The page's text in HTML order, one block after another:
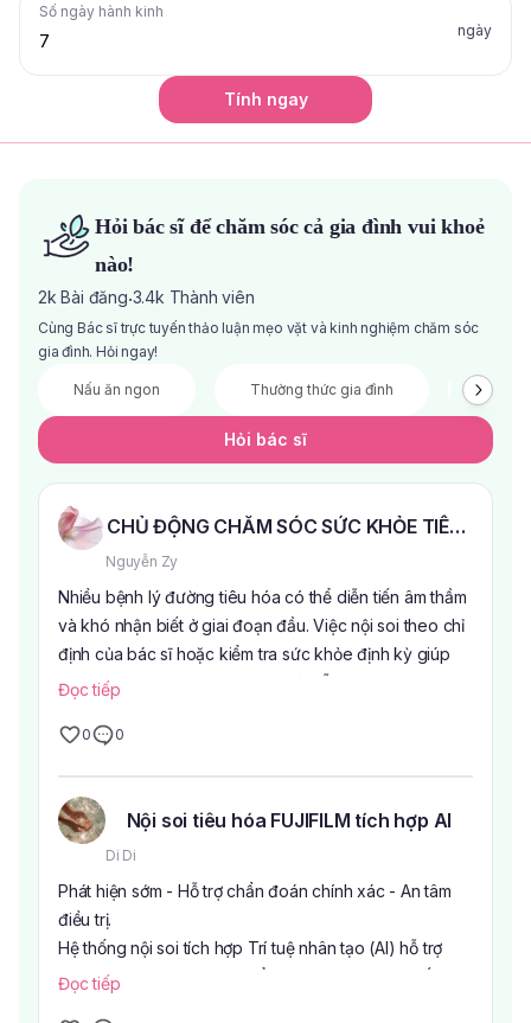
Số ngày hành kinh
ngày
Tính ngay
Hỏi bác sĩ để chăm sóc cả gia đình vui khoẻ
nào!
2k Bài đăng·3.4k Thành viên
Cùng Bác sĩ trực tuyến thảo luận mẹo vặt và kinh nghiệm chăm sóc
gia đình. Hỏi ngay!
Nấu ăn ngon Thường thức gia đình Đầu
Hỏi bác sĩ
CHỦ ĐỘNG CHĂM SÓC SỨC KHỎE TIÊU HÓA
Nguyễn Zy
Nhiều bệnh lý đường tiêu hóa có thể diễn tiến âm thầm
và khó nhận biết ở giai đoạn đầu. Việc nội soi theo chỉ
định của bác sĩ hoặc kiểm tra sức khỏe định kỳ giúp
theo dõi tình trạng hệ tiêu hóa và hỗ trợ phát hiện sớm
Tại Bệnh viện Âu Cơ, dịch vụ Nội soi tiêu hóa không
Hệ thống nội soi Fujifilm (Nhật Bản)
Tích hợp Trí tuệ nhân tạo (AI) hỗ trợ bác sĩ trong quá
trình quan sát hình ảnh nội soi
Hình ảnh sắc nét, hỗ trợ đánh giá chính xác hơn
Quy trình nhẹ nhàng, đảm bảo an toàn theo quy trình
chuyên môn
Đội ngũ bác sĩ giàu kinh nghiệm
Nội soi tiêu hóa được bác sĩ chỉ định trong nhiều
Đọc tiếp
0 0
Nội soi tiêu hóa FUJIFILM tích hợp AI
Di Di
Phát hiện sớm - Hỗ trợ chẩn đoán chính xác - An tâm
điều trị.
Hệ thống nội soi tích hợp Trí tuệ nhân tạo (AI) hỗ trợ
bác sĩ nhận diện sớm các tổn thương nghi ngờ, kết hợp
Đọc tiếp